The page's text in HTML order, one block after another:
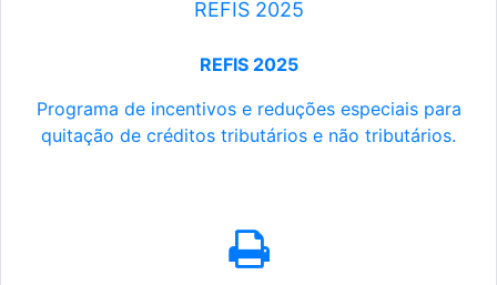
REFIS 2025
REFIS 2025
Programa de incentivos e reduções especiais para
quitação de créditos tributários e não tributários.